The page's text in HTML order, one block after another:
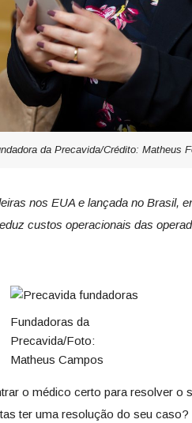
da Precavida/Crédito: Matheus
nos EUA e lançada no Brasil,
custos operacionais das
Fundadoras da
Precavida/Foto:
Matheus Campos
o médico certo para resolver o
ter uma resolução do seu